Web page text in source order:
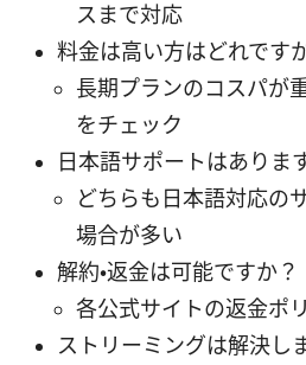
スまで対応
料金は高い方はどれです
長期プランのコスパが
をチェック
日本語サポートはありま
どちらも日本語対応の
場合が多い
解約・返金は可能ですか？
各公式サイトの返金ポ
ストリーミングは解決し